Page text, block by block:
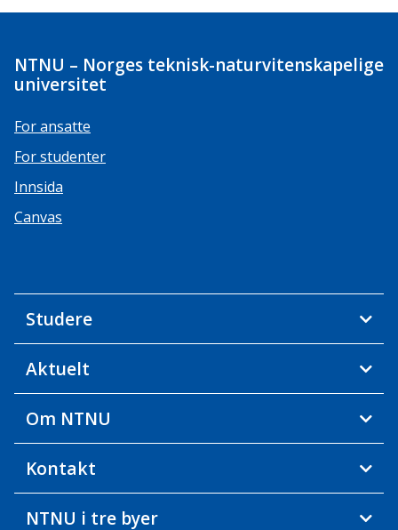
NTNU – Norges teknisk-naturvitenskapelige
universitet
For ansatte
For studenter
Innsida
Canvas
Studere
Aktuelt
Om NTNU
Kontakt
NTNU i tre byer